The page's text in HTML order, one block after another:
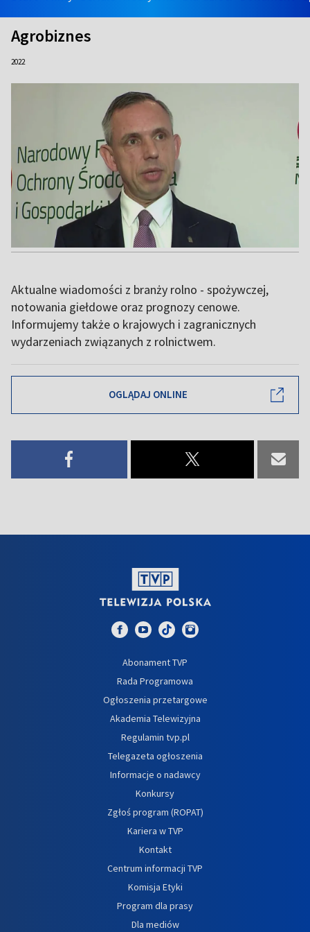
Agrobiznes
2022
Aktualne wiadomości z branży rolno - spożywczej,
notowania giełdowe oraz prognozy cenowe.
Informujemy także o krajowych i zagranicznych
wydarzeniach związanych z rolnictwem.
OGLĄDAJ ONLINE
Abonament TVP
Rada Programowa
Ogłoszenia przetargowe
Akademia Telewizyjna
Regulamin tvp.pl
Telegazeta ogłoszenia
Informacje o nadawcy
Konkursy
Zgłoś program (ROPAT)
Kariera w TVP
Kontakt
Centrum informacji TVP
Komisja Etyki
Program dla prasy
Dla mediów